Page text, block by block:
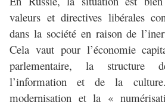
valeurs et directives libérales
dans la société en raison de
Cela vaut pour l’économie
parlementaire, la structure
l’information et de la
modernisation et la «